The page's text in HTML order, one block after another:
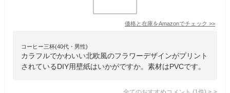
価格と在庫をAmazonでチェック >>
コーヒー三杯(40代・男性)
カラフルでかわいい北欧風のフラワーデザインがプリント
されているDIY用壁紙はいかがですか。素材はPVCです。
全てのおすすめコメント (1 件) >